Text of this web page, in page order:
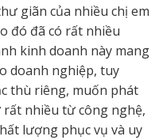
giãn của nhiều chị em
đó đã có rất nhiều
kinh doanh này mang
doanh nghiệp, tuy
thù riêng, muốn phát
nhiều từ công nghệ,
lượng phục vụ và uy